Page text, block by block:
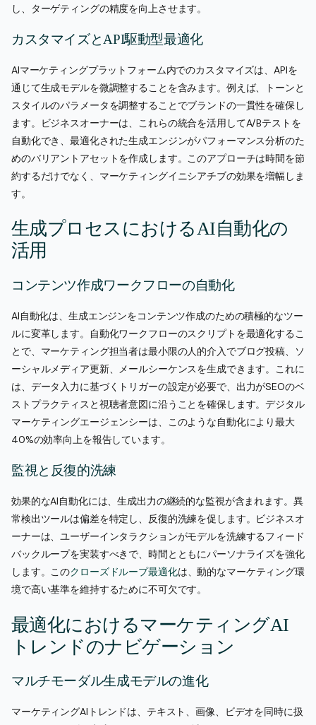
し、ターゲティングの精度を向上させます。
カスタマイズとAPI駆動型最適化
AIマーケティングプラットフォーム内でのカスタマイズは、APIを
通じて生成モデルを微調整することを含みます。例えば、トーンと
スタイルのパラメータを調整することでブランドの一貫性を確保し
ます。ビジネスオーナーは、これらの統合を活用してA/Bテストを
自動化でき、最適化された生成エンジンがパフォーマンス分析のた
めのバリアントアセットを作成します。このアプローチは時間を節
約するだけでなく、マーケティングイニシアチブの効果を増幅しま
す。
生成プロセスにおけるAI自動化の
活用
コンテンツ作成ワークフローの自動化
AI自動化は、生成エンジンをコンテンツ作成のための積極的なツー
ルに変革します。自動化ワークフローのスクリプトを最適化するこ
とで、マーケティング担当者は最小限の人的介入でブログ投稿、ソ
ーシャルメディア更新、メールシーケンスを生成できます。これに
は、データ入力に基づくトリガーの設定が必要で、出力がSEOのベ
ストプラクティスと視聴者意図に沿うことを確保します。デジタル
マーケティングエージェンシーは、このような自動化により最大
40%の効率向上を報告しています。
監視と反復的洗練
効果的なAI自動化には、生成出力の継続的な監視が含まれます。異
常検出ツールは偏差を特定し、反復的洗練を促します。ビジネスオ
ーナーは、ユーザーインタラクションがモデルを洗練するフィード
バックループを実装すべきで、時間とともにパーソナライズを強化
します。このクローズドループ最適化は、動的なマーケティング環
境で高い基準を維持するために不可欠です。
最適化におけるマーケティングAI
トレンドのナビゲーション
マルチモーダル生成モデルの進化
マーケティングAIトレンドは、テキスト、画像、ビデオを同時に扱